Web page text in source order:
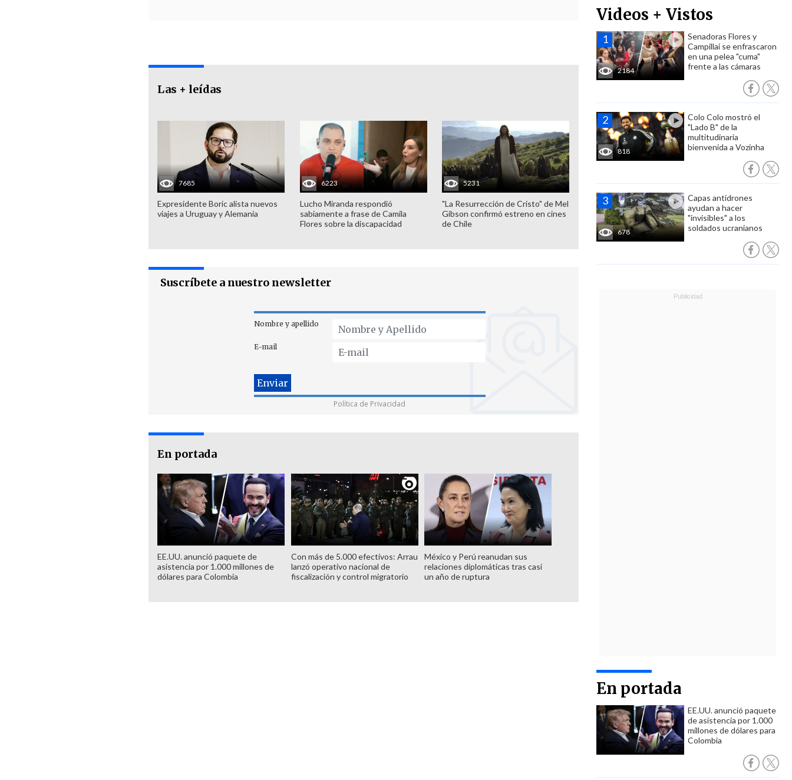
Videos + Vistos
2184
Senadoras Flores y
Campillai se enfrascaron
en una pelea "cuma"
frente a las cámaras
818
Colo Colo mostró el
"Lado B" de la
multitudinaria
bienvenida a Vozinha
678
Capas antidrones
ayudan a hacer
"invisibles" a los
soldados ucranianos
En portada
EE.UU. anunció paquete
de asistencia por 1.000
millones de dólares para
Colombia
Las + leídas
7685
Expresidente Boric alista nuevos
viajes a Uruguay y Alemania
6223
Lucho Miranda respondió
sabiamente a frase de Camila
Flores sobre la discapacidad
5231
"La Resurrección de Cristo" de Mel
Gibson confirmó estreno en cines
de Chile
Suscríbete a nuestro newsletter
Nombre y apellido
E-mail
Política de Privacidad
En portada
EE.UU. anunció paquete de
asistencia por 1.000 millones de
dólares para Colombia
Con más de 5.000 efectivos: Arrau
lanzó operativo nacional de
fiscalización y control migratorio
México y Perú reanudan sus
relaciones diplomáticas tras casi
un año de ruptura